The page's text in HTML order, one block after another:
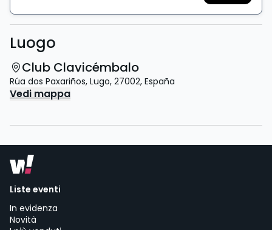
Luogo
Club Clavicémbalo
Rúa dos Paxariños, Lugo, 27002, España
Vedi mappa
Liste eventi
In evidenza
Novità